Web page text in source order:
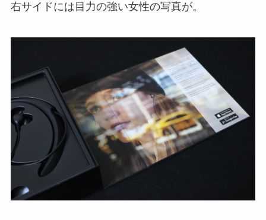
右サイドには目力の強い女性の写真が。